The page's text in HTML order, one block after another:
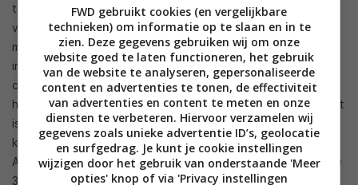
totaal niet en aan de andere kant maken wij ons er gewoon
veel te druk over. Google en de hardware fabrikanten
moeten eens goed gaan kijken hoe de distributie en
implementatie van een nieuwe Android update beter kan en
consumenten moeten beginnen met blij zijn met wat ze
hebben. Je koopt een Android 3.2 Honeycomb tablet dus dat
is waar je voor betaalt en daarmee moet je gaan werken. Je
kunt dan rustig alle reviews doorlezen want die zijn ook met
Android 3.2 Honeycomb gemaakt en niet met Android update
37 die de hele tablet-ervaring weer verandert. Of we echt
FWD gebruikt cookies (en vergelijkbare
technieken) om informatie op te slaan en in te
zien. Deze gegevens gebruiken wij om onze
website goed te laten functioneren, het gebruik
van de website te analyseren, gepersonaliseerde
content en advertenties te tonen, de effectiviteit
van advertenties en content te meten en onze
diensten te verbeteren. Hiervoor verzamelen wij
gegevens zoals unieke advertentie ID’s, geolocatie
en surfgedrag. Je kunt je cookie instellingen
wijzigen door het gebruik van onderstaande 'Meer
opties' knop of via 'Privacy instellingen